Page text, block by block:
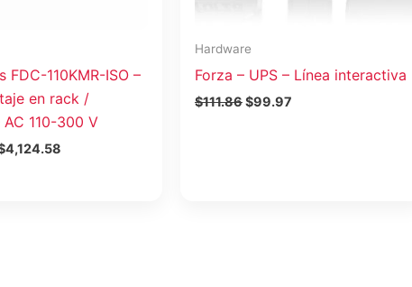
FDC-110KMR-ISO –
en rack /
110-300 V
4,124.58
Hardware
Forza – UPS – Línea interactiva
$111.86$99.97